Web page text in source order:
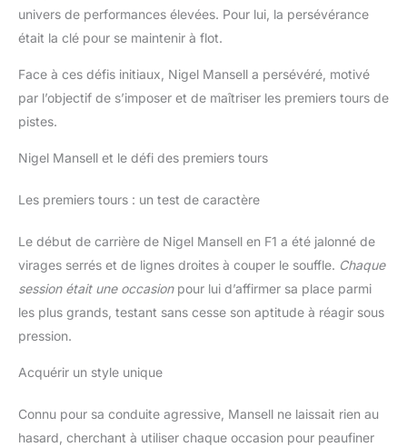
univers de performances élevées. Pour lui, la persévérance
était la clé pour se maintenir à flot.
Face à ces défis initiaux, Nigel Mansell a persévéré, motivé
par l’objectif de s’imposer et de maîtriser les premiers tours de
pistes.
Nigel Mansell et le défi des premiers tours
Les premiers tours : un test de caractère
Le début de carrière de Nigel Mansell en F1 a été jalonné de
virages serrés et de lignes droites à couper le souffle. Chaque
session était une occasionpour lui d’affirmer sa place parmi
les plus grands, testant sans cesse son aptitude à réagir sous
pression.
Acquérir un style unique
Connu pour sa conduite agressive, Mansell ne laissait rien au
hasard, cherchant à utiliser chaque occasion pour peaufiner